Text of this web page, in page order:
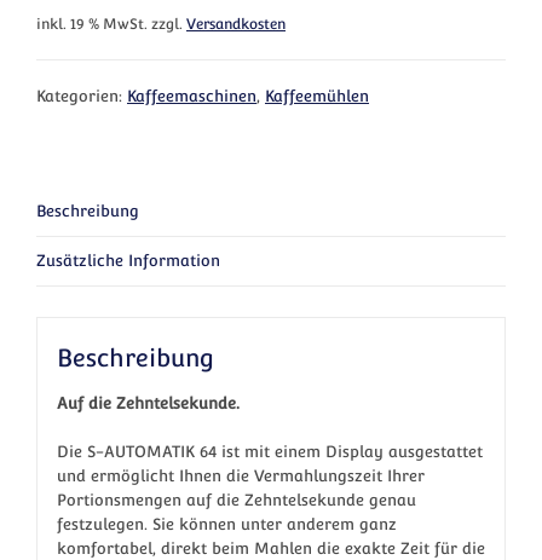
inkl. 19 % MwSt. zzgl. Versandkosten
Kategorien: Kaffeemaschinen, Kaffeemühlen
Beschreibung
Zusätzliche Information
Beschreibung
Auf die Zehntelsekunde.
Die S-AUTOMATIK 64 ist mit einem Display ausgestattet
und ermöglicht Ihnen die Vermahlungszeit Ihrer
Portionsmengen auf die Zehntelsekunde genau
festzulegen. Sie können unter anderem ganz
komfortabel, direkt beim Mahlen die exakte Zeit für die